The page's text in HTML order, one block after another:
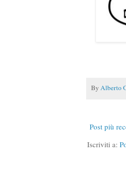
By Alberto
Post più
Iscriviti a: